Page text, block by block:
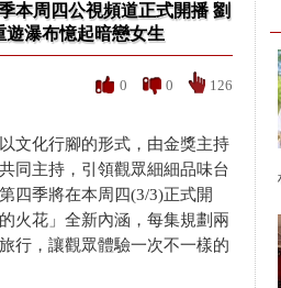
本周四公視頻道正式開播 劉
瀑布憶起暗戀女生
0 0 126
文化行腳的形式，由金獎主持
同主持，引領觀眾細細品味台
四季將在本周四(3/3)正式開
火花」全新內涵，每集規劃兩
行，讓觀眾體驗一次不一樣的